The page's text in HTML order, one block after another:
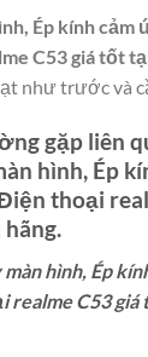
Ép kính cảm
C53 giá tốt
như trước và
gặp liên
hình, Ép
thoại
hình, Ép
realme C53 giá